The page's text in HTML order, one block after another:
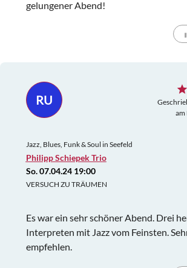
gelungener Abend!
RU
am
Jazz, Blues, Funk & Soul in Seefeld
Philipp Schiepek Trio
So. 07.04.24 19:00
VERSUCH ZU TRÄUMEN
Es war ein sehr schöner Abend. Drei
Interpreten mit Jazz vom Feinsten.
empfehlen.